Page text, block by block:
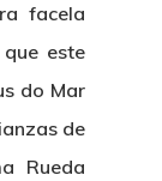
facela
este
do Mar
de
Rueda